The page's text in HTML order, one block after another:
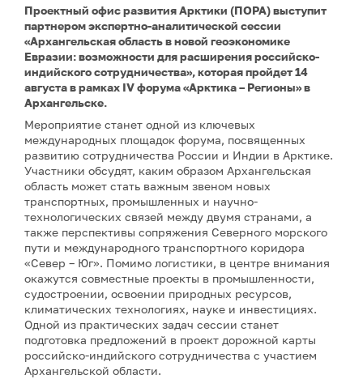
Проектный офис развития Арктики (ПОРА) выступит
партнером экспертно-аналитической сессии
«Архангельская область в новой геоэкономике
Евразии: возможности для расширения российско-
индийского сотрудничества», которая пройдет 14
августа в рамках IV форума «Арктика – Регионы» в
Архангельске.
Мероприятие станет одной из ключевых
международных площадок форума, посвященных
развитию сотрудничества России и Индии в Арктике.
Участники обсудят, каким образом Архангельская
область может стать важным звеном новых
транспортных, промышленных и научно-
технологических связей между двумя странами, а
также перспективы сопряжения Северного морского
пути и международного транспортного коридора
«Север – Юг». Помимо логистики, в центре внимания
окажутся совместные проекты в промышленности,
судостроении, освоении природных ресурсов,
климатических технологиях, науке и инвестициях.
Одной из практических задач сессии станет
подготовка предложений в проект дорожной карты
российско-индийского сотрудничества с участием
Архангельской области.